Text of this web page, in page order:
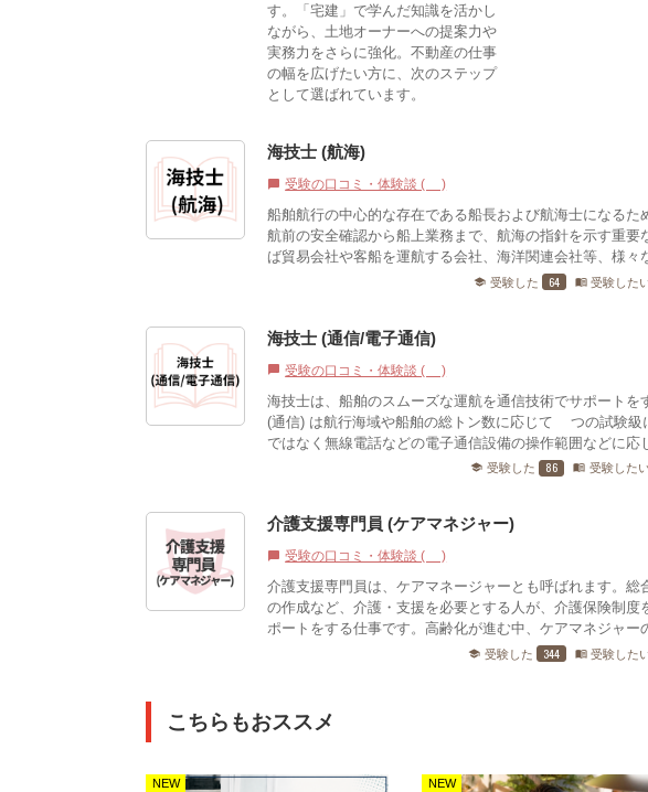
す。「宅建」で学んだ知識を活かし
ながら、土地オーナーへの提案力や
実務力をさらに強化。不動産の仕事
の幅を広げたい方に、次のステップ
として選ばれています。
海技士 (航海)
chat_bubble 受験の口コミ・体験談 (0)
船舶航行の中心的な存在である船長および航海士になるた
航前の安全確認から船上業務まで、航海の指針を示す重
ば貿易会社や客船を運航する会社、海洋関連会社等、様々
school 受験した 64 menu_book 受験した
海技士 (通信/電子通信)
chat_bubble 受験の口コミ・体験談 (0)
海技士は、船舶のスムーズな運航を通信技術でサポート
(通信) は航行海域や船舶の総トン数に応じて3つの試験級
ではなく無線電話などの電子通信設備の操作範囲などに応
school 受験した 86 menu_book 受験した
介護支援専門員 (ケアマネジャー)
chat_bubble 受験の口コミ・体験談 (0)
介護支援専門員は、ケアマネージャーとも呼ばれます。総
の作成など、介護・支援を必要とする人が、介護保険制度
ポートをする仕事です。高齢化が進む中、ケアマネジャー
school 受験した 344 menu_book 受験した
こちらもおススメ
NEW NEW